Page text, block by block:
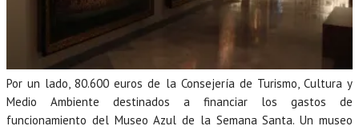
Por un lado, 80.600 euros de la Consejería de Turismo, Cultura y
Medio Ambiente destinados a financiar los gastos de
funcionamiento del Museo Azul de la Semana Santa. Un museo